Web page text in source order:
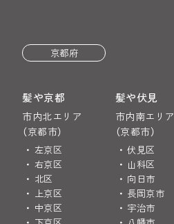
京都府
髪や京都
市内北エリア
（京都市）
左京区
右京区
北区
上京区
中京区
髪や伏見
市内南エリア
（京都市）
伏見区
山科区
向日市
長岡京市
宇治市